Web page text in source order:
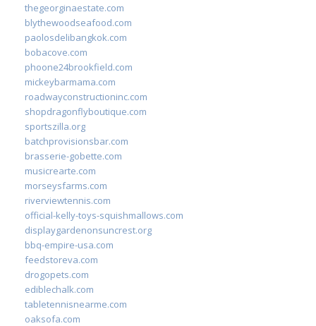
thegeorginaestate.com
blythewoodseafood.com
paolosdelibangkok.com
bobacove.com
phoone24brookfield.com
mickeybarmama.com
roadwayconstructioninc.com
shopdragonflyboutique.com
sportszilla.org
batchprovisionsbar.com
brasserie-gobette.com
musicrearte.com
morseysfarms.com
riverviewtennis.com
official-kelly-toys-squishmallows.com
displaygardenonsuncrest.org
bbq-empire-usa.com
feedstoreva.com
drogopets.com
ediblechalk.com
tabletennisnearme.com
oaksofa.com